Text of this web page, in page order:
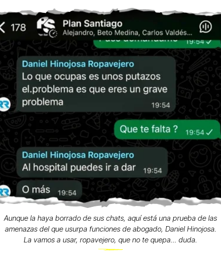
Aunque la haya borrado de sus chats, aquí está una prueba de las
amenazas del que usurpa funciones de abogado, Daniel Hinojosa.
La vamos a usar, ropavejero, que no te quepa... duda.